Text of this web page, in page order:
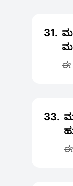
31.
ಈ
33.
ಈ